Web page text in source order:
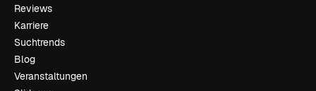
Reviews
Karriere
Suchtrends
Blog
Veranstaltungen